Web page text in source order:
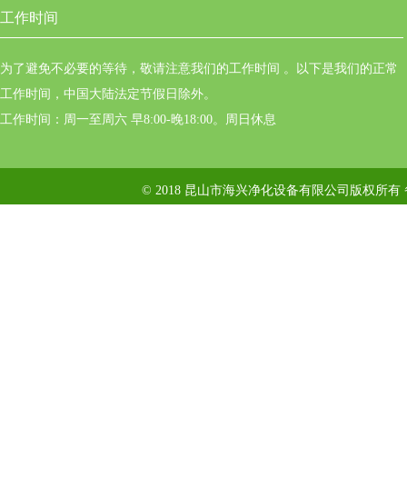
工作时间
为了避免不必要的等待，敬请注意我们的工作时间 。以下是我们的正常
工作时间，中国大陆法定节假日除外。
工作时间：周一至周六 早8:00-晚18:00。周日休息
© 2018 昆山市海兴净化设备有限公司版权所有